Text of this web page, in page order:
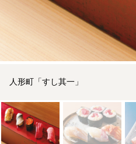
人形町「すし其一」